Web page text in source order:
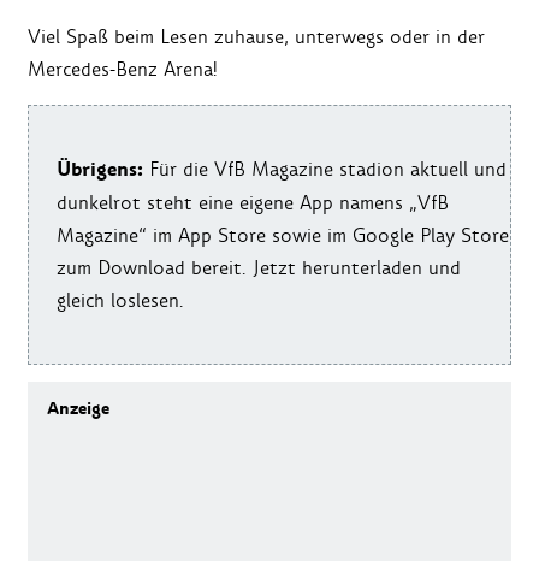
Viel Spaß beim Lesen zuhause, unterwegs oder in der
Mercedes-Benz Arena!
Übrigens: Für die VfB Magazine stadion aktuell und
dunkelrot steht eine eigene App namens „VfB
Magazine“ im App Store sowie im Google Play Store
zum Download bereit. Jetzt herunterladen und
gleich loslesen.